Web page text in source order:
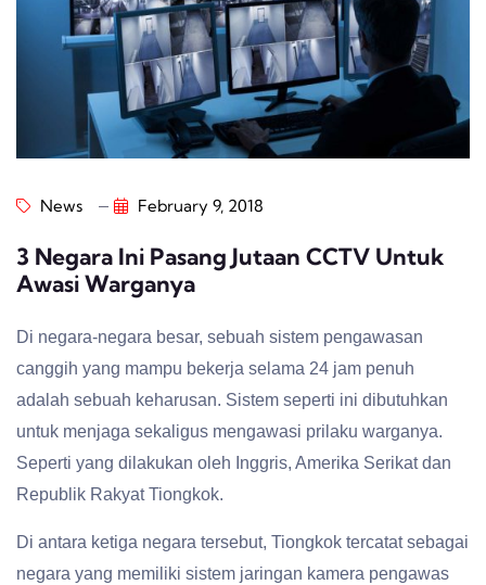
News February 9, 2018
3 Negara Ini Pasang Jutaan CCTV Untuk
Awasi Warganya
Di negara-negara besar, sebuah sistem pengawasan
canggih yang mampu bekerja selama 24 jam penuh
adalah sebuah keharusan. Sistem seperti ini dibutuhkan
untuk menjaga sekaligus mengawasi prilaku warganya.
Seperti yang dilakukan oleh Inggris, Amerika Serikat dan
Republik Rakyat Tiongkok.
Di antara ketiga negara tersebut, Tiongkok tercatat sebagai
negara yang memiliki sistem jaringan kamera pengawas